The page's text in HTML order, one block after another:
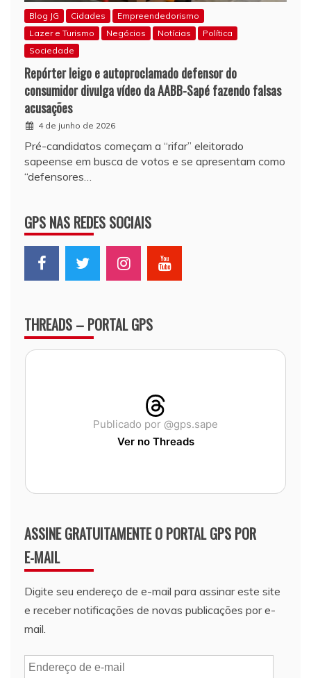
Blog JG Cidades
Empreendedorismo
Lazer e Turismo
Negócios Notícias
Política
Sociedade
Repórter leigo e autoproclamado defensor do
consumidor divulga vídeo da AABB-Sapé fazendo falsas
acusações
4 de junho de 2026
Pré-candidatos começam a “rifar” eleitorado
sapeense em busca de votos e se apresentam como
“defensores…
GPS NAS REDES SOCIAIS
THREADS – PORTAL GPS
Publicado por @gps.sape
Ver no Threads
ASSINE GRATUITAMENTE O PORTAL GPS POR
E-MAIL
Digite seu endereço de e-mail para assinar este site
e receber notificações de novas publicações por e-
mail.
Endereço